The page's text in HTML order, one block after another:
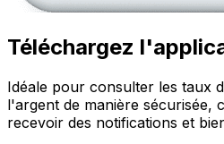
Téléchargez
Idéale pour consulter les taux
l'argent de manière sécurisée,
recevoir des notifications et